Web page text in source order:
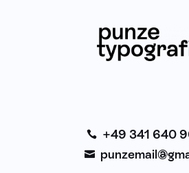
 +49 341 640
